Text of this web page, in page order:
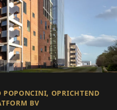
OPRICHTEND
BV